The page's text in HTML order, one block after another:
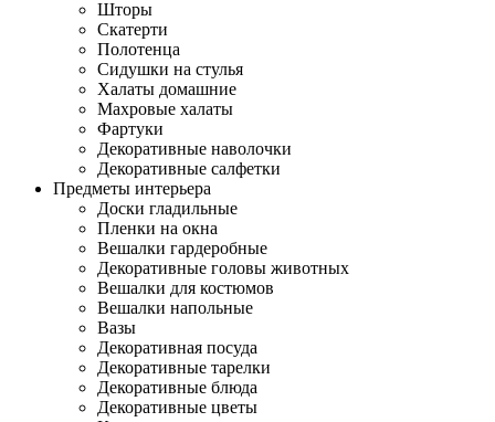
Шторы
Скатерти
Полотенца
Сидушки на стулья
Халаты домашние
Махровые халаты
Фартуки
Декоративные наволочки
Декоративные салфетки
Предметы интерьера
Доски гладильные
Пленки на окна
Вешалки гардеробные
Декоративные головы животных
Вешалки для костюмов
Вешалки напольные
Вазы
Декоративная посуда
Декоративные тарелки
Декоративные блюда
Декоративные цветы